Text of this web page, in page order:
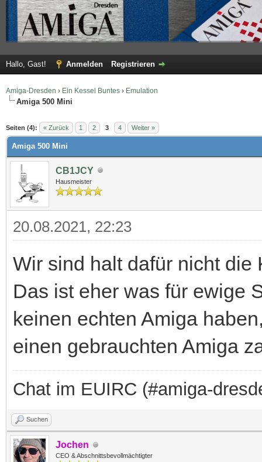
Hallo, Gast! Anmelden Registrieren
Amiga-Dresden › Ein Kessel Buntes › Emulation
Amiga 500 Mini
Seiten (4): « Zurück 1 2 3 4 Weiter »
Durchschnitt
Amiga 500 Mini
CB1JCY
Hausmeister
20.08.2021, 22:23
Wir sind halt dafür nicht die
Das ist eher was für ewige
keinen echten Amiga
einen gebrauchten Amiga
Chat im EUIRC (#amiga-
Suchen
Jochen
CEO & Abschnittsbevollmächtigter